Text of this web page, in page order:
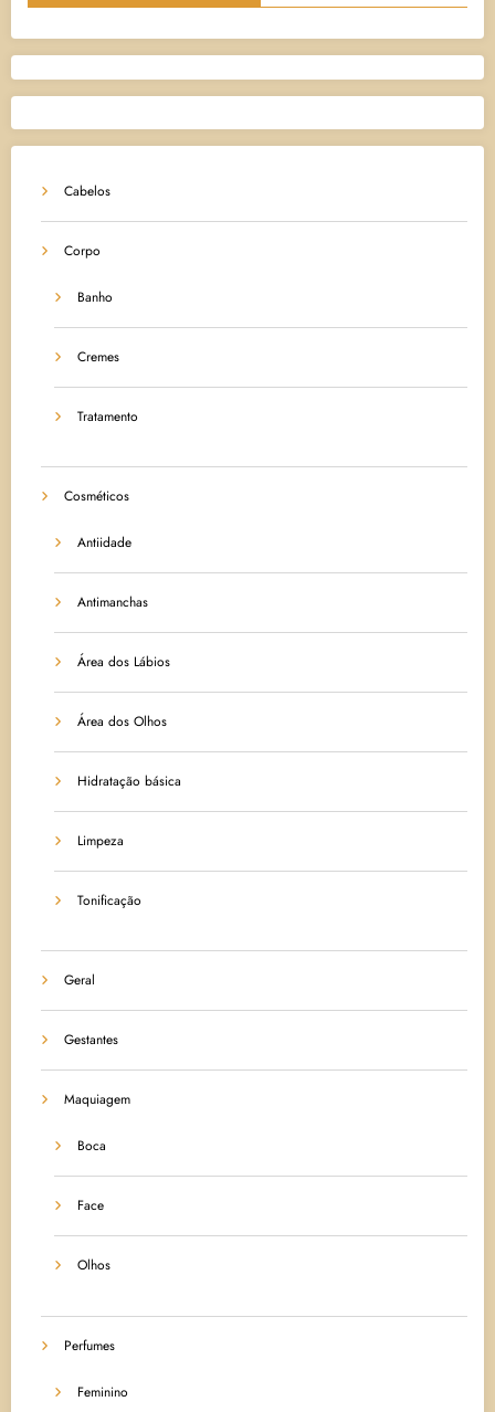
Cabelos
Corpo
Banho
Cremes
Tratamento
Cosméticos
Antiidade
Antimanchas
Área dos Lábios
Área dos Olhos
Hidratação básica
Limpeza
Tonificação
Geral
Gestantes
Maquiagem
Boca
Face
Olhos
Perfumes
Feminino